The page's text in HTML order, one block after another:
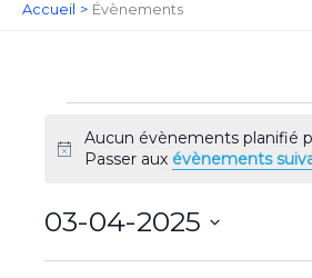
Accueil Évènements
for
2025
Notice
Aucun évènements planifié
Passer aux évènements
03-04-2025